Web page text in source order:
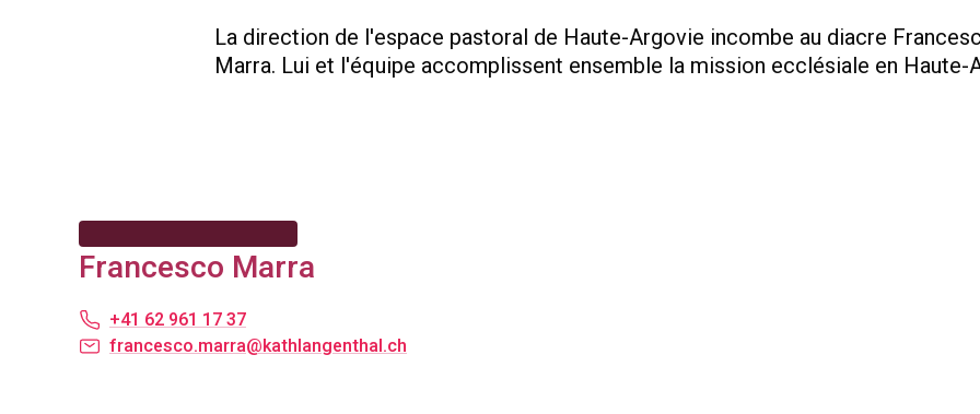
La direction de l'espace pastoral de Haute-Argovie incombe au diacre
Marra. Lui et l'équipe accomplissent ensemble la mission ecclésiale en Haute-
Francesco Marra
+41 62 961 17 37
francesco.marra@kathlangenthal.ch